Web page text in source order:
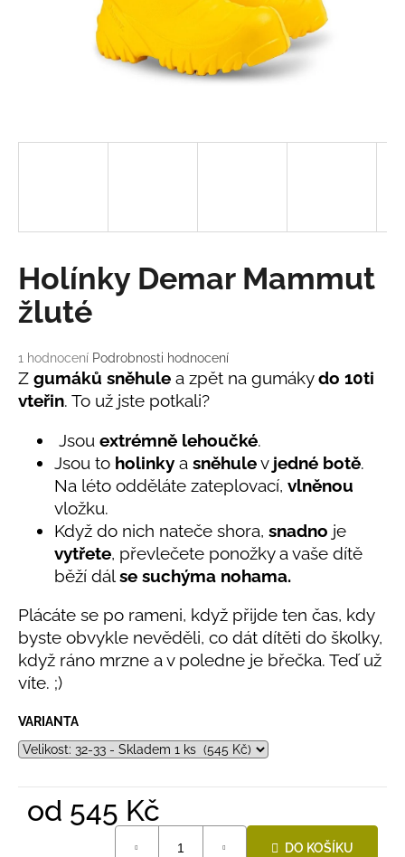
Průměrné
hodnocení
produktu
je
hvězdiček.
1 hodnocení Podrobnosti hodnocení
Holínky Demar Mammut
žluté
Z gumáků sněhule a zpět na gumákydo 10ti
vteřin. To už jste potkali?
Jsou extrémně lehoučké.
Jsou to holinky a sněhulev jedné botě.
Na léto odděláte zateplovací, vlněnou
vložku.
Když do nich nateče shora, snadno je
vytřete, převlečete ponožky a vaše dítě
běží dálse suchýma nohama.
Plácáte se po rameni, když přijde ten čas, kdy
byste obvykle nevěděli, co dát dítěti do školky,
když ráno mrzne a v poledne je břečka. Teď už
víte. ;)
VARIANTA
od 545 Kč
DO KOŠÍKU
D
o
p
o
r
u
č
BAMBUSOVÉ
TRIKO
PRUHY
MODRÉ
435
Kč